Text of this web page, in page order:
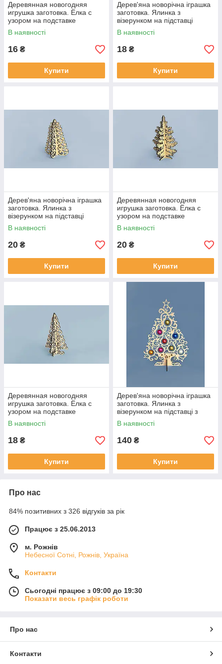
Деревянная новогодняя
игрушка заготовка. Ёлка с
узором на подставке
В наявності
16 ₴
Купити
Дерев'яна новорічна іграшка
заготовка. Ялинка з
візерунком на підставці
В наявності
18 ₴
Купити
Дерев'яна новорічна іграшка
заготовка. Ялинка з
візерунком на підставці
В наявності
20 ₴
Купити
Деревянная новогодняя
игрушка заготовка. Ёлка с
узором на подставке
В наявності
20 ₴
Купити
Деревянная новогодняя
игрушка заготовка. Ёлка с
узором на подставке
В наявності
18 ₴
Купити
Дерев'яна новорічна іграшка
заготовка. Ялинка з
візерунком на підставці з
іграшками
В наявності
140 ₴
Купити
Про нас
84% позитивних з 326 відгуків за рік
Працює з 25.06.2013
м. Рожнів
Небесної Сотні, Рожнів, Україна
Контакти
Сьогодні працює з 09:00 до 19:30
Показати весь графік роботи
Про нас
Контакти